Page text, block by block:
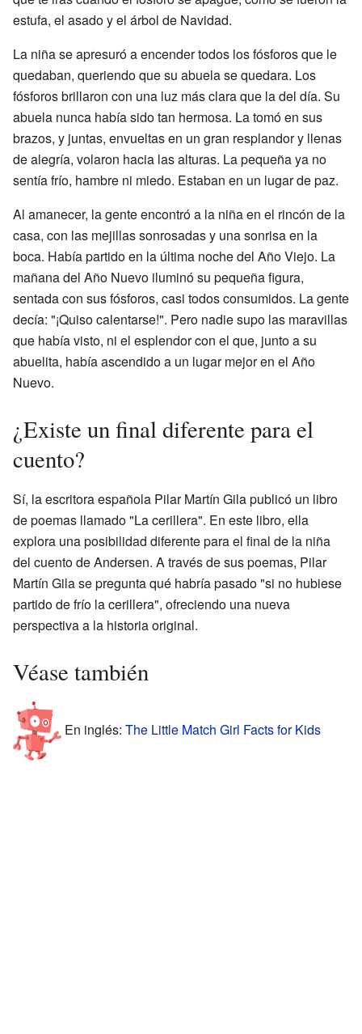
estufa, el asado y el árbol de Navidad.
La niña se apresuró a encender todos los fósforos que le
quedaban, queriendo que su abuela se quedara. Los
fósforos brillaron con una luz más clara que la del día. Su
abuela nunca había sido tan hermosa. La tomó en sus
brazos, y juntas, envueltas en un gran resplandor y llenas
de alegría, volaron hacia las alturas. La pequeña ya no
sentía frío, hambre ni miedo. Estaban en un lugar de paz.
Al amanecer, la gente encontró a la niña en el rincón de la
casa, con las mejillas sonrosadas y una sonrisa en la
boca. Había partido en la última noche del Año Viejo. La
mañana del Año Nuevo iluminó su pequeña figura,
sentada con sus fósforos, casi todos consumidos. La gente
decía: "¡Quiso calentarse!". Pero nadie supo las maravillas
que había visto, ni el esplendor con el que, junto a su
abuelita, había ascendido a un lugar mejor en el Año
Nuevo.
¿Existe un final diferente para el
cuento?
Sí, la escritora española Pilar Martín Gila publicó un libro
de poemas llamado "La cerillera". En este libro, ella
explora una posibilidad diferente para el final de la niña
del cuento de Andersen. A través de sus poemas, Pilar
Martín Gila se pregunta qué habría pasado "si no hubiese
partido de frío la cerillera", ofreciendo una nueva
perspectiva a la historia original.
Véase también
En inglés: The Little Match Girl Facts for Kids